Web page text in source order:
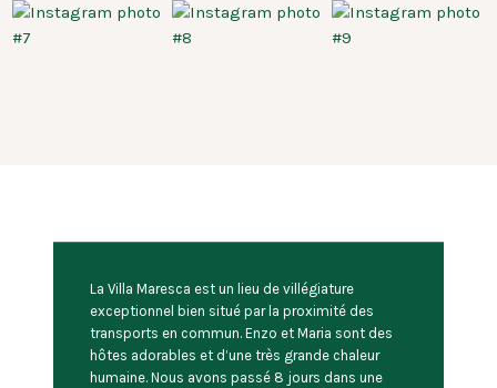
La Villa Maresca est un lieu de villégiature
exceptionnel bien situé par la proximité des
transports en commun. Enzo et Maria sont des
hôtes adorables et d’une très grande chaleur
humaine. Nous avons passé 8 jours dans une